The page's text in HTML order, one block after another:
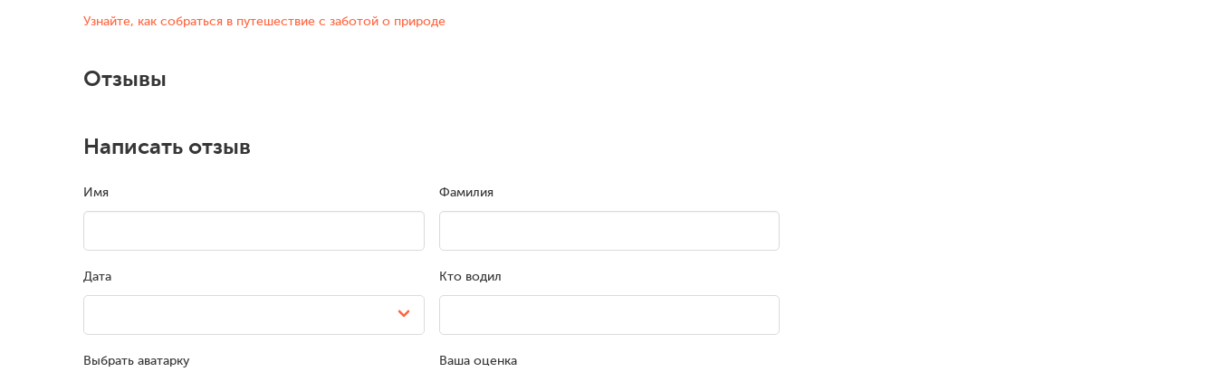
Узнайте, как собраться в путешествие с заботой о природе
Отзывы
Написать отзыв
Имя Фамилия
Дата Кто водил
Выбрать аватарку Ваша оценка